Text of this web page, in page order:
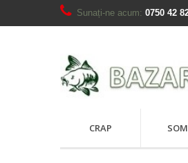
Sunați-ne acum: 0750 42
CRAP